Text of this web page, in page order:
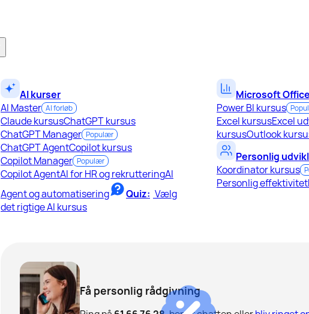
AI kurser
AI Master AI forløb
Claude kursusChatGPT kursus
ChatGPT Manager Populær
ChatGPT AgentCopilot kursus
Copilot Manager Populær
Copilot AgentAI for HR og rekrutteringAI
Agent og automatisering
Quiz: Vælg
det rigtige AI kursus
Microsoft
Power BI kursus
Excel kursusExcel
kursusOutlook
Personlig
Koordinator kursus
Personlig effektivitet
Få personlig rådgivning